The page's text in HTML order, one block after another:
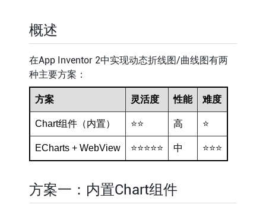
概述
在App Inventor 2中实现动态折线图/曲线图有两
种主要方案：
方案 灵活度 性能 难度
Chart组件（内置） ⭐⭐ 高 ⭐
ECharts + WebView ⭐⭐⭐⭐⭐ 中 ⭐⭐⭐
方案一：内置Chart组件